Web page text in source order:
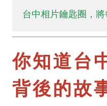
台中相片鑰匙圈，
你知道台
背後的故